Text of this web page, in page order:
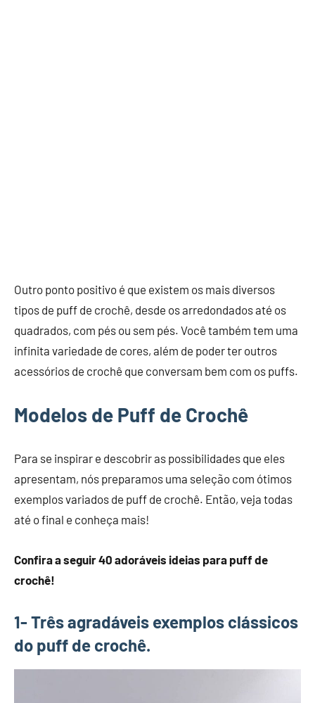
Outro ponto positivo é que existem os mais diversos
tipos de puff de crochê, desde os arredondados até os
quadrados, com pés ou sem pés. Você também tem uma
infinita variedade de cores, além de poder ter outros
acessórios de crochê que conversam bem com os puffs.
Modelos de Puff de Crochê
Para se inspirar e descobrir as possibilidades que eles
apresentam, nós preparamos uma seleção com ótimos
exemplos variados de puff de crochê. Então, veja todas
até o final e conheça mais!
Confira a seguir 40 adoráveis ideias para puff de
crochê!
1- Três agradáveis exemplos clássicos
do puff de crochê.